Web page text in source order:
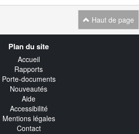
Haut de page
Plan du site
Accueil
Rapports
Porte-documents
Nouveautés
Aide
Accessibilité
Mentions légales
Contact